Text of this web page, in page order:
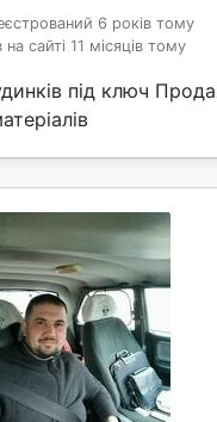
6 років тому
на сайті 11 місяців тому
під ключ